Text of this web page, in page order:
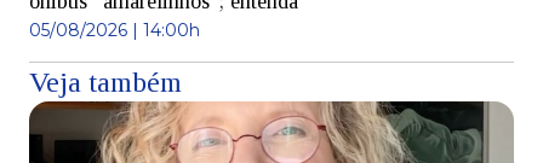
05/08/2026 | 14:00h
Veja também